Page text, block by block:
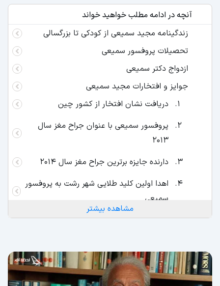
آنچه در ادامه مطلب خواهید خواند
زندگینامه مجید سمیعی از کودکی تا بزرگسالی
تحصیلات پروفسور سمیعی
ازدواج دکتر سمیعی
جوایز و افتخارات مجید سمیعی
دریافت نشان افتخار از کشور چین
پروفسور سمیعی با عنوان جراح مغز سال
۲۰۱۳
دارنده جایزه برترین جراح مغز سال ۲۰۱۴
اهدا اولین کلید طلایی شهر رشت به پروفسور
سمیعی
اهدا جایزه علمی ایالت نیدرزاکسن آلمان
دستاوردها
مشاهده بیشتر